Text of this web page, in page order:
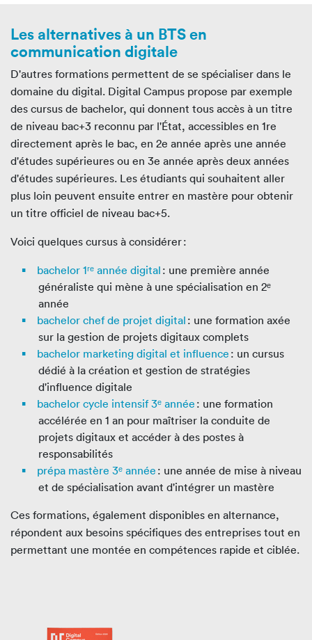
Les alternatives à un BTS en
communication digitale
D'autres formations permettent de se spécialiser dans le
domaine du digital. Digital Campus propose par exemple
des cursus de bachelor, qui donnent tous accès à un titre
de niveau bac+3 reconnu par l'État, accessibles en 1re
directement après le bac, en 2e année après une année
d'études supérieures ou en 3e année après deux années
d'études supérieures. Les étudiants qui souhaitent aller
plus loin peuvent ensuite entrer en mastère pour obtenir
un titre officiel de niveau bac+5.
Voici quelques cursus à considérer :
bachelor 1ʳᵉ année digital : une première année
généraliste qui mène à une spécialisation en 2ᵉ
année
bachelor chef de projet digital : une formation axée
sur la gestion de projets digitaux complets
bachelor marketing digital et influence : un cursus
dédié à la création et gestion de stratégies
d'influence digitale
bachelor cycle intensif 3ᵉ année : une formation
accélérée en 1 an pour maîtriser la conduite de
projets digitaux et accéder à des postes à
responsabilités
prépa mastère 3ᵉ année : une année de mise à niveau
et de spécialisation avant d'intégrer un mastère
Ces formations, également disponibles en alternance,
répondent aux besoins spécifiques des entreprises tout en
permettant une montée en compétences rapide et ciblée.